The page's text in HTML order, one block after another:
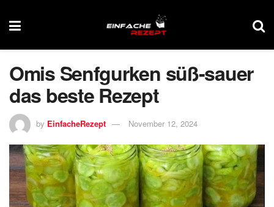
Omis Senfgurken süß-sauer
das beste Rezept
by EinfacheRezept November 12, 2024